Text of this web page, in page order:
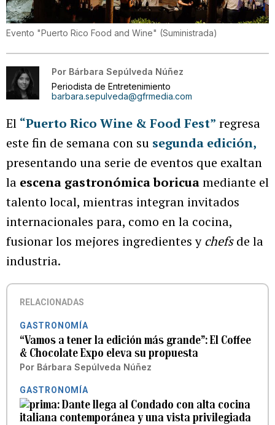
Evento "Puerto Rico Food and Wine" (Suministrada)
Por Bárbara Sepúlveda Núñez
Periodista de Entretenimiento
barbara.sepulveda@gfrmedia.com
El “Puerto Rico Wine & Food Fest” regresa
este fin de semana con su segunda edición,
presentando una serie de eventos que exaltan
la escena gastronómica boricuamediante el
talento local, mientras integran invitados
internacionales para, como en la cocina,
fusionar los mejores ingredientes ychefsde la
industria.
RELACIONADAS
GASTRONOMÍA
“Vamos a tener la edición más grande”: El Coffee
& Chocolate Expo eleva su propuesta
Por Bárbara Sepúlveda Núñez
GASTRONOMÍA
Dante llega al Condado con alta cocina
italiana contemporánea y una vista privilegiada